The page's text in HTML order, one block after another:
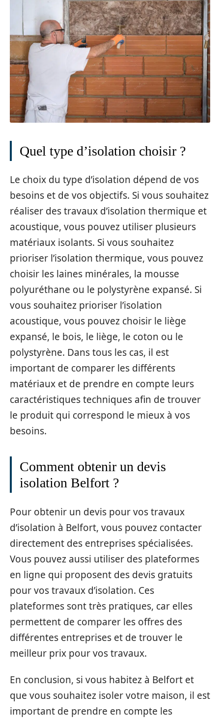
Quel type d’isolation choisir ?
Le choix du type d’isolation dépend de vos
besoins et de vos objectifs. Si vous souhaitez
réaliser des travaux d’isolation thermique et
acoustique, vous pouvez utiliser plusieurs
matériaux isolants. Si vous souhaitez
prioriser l’isolation thermique, vous pouvez
choisir les laines minérales, la mousse
polyuréthane ou le polystyrène expansé. Si
vous souhaitez prioriser l’isolation
acoustique, vous pouvez choisir le liège
expansé, le bois, le liège, le coton ou le
polystyrène. Dans tous les cas, il est
important de comparer les différents
matériaux et de prendre en compte leurs
caractéristiques techniques afin de trouver
le produit qui correspond le mieux à vos
besoins.
Comment obtenir un devis
isolation Belfort ?
Pour obtenir un devis pour vos travaux
d’isolation à Belfort, vous pouvez contacter
directement des entreprises spécialisées.
Vous pouvez aussi utiliser des plateformes
en ligne qui proposent des devis gratuits
pour vos travaux d’isolation. Ces
plateformes sont très pratiques, car elles
permettent de comparer les offres des
différentes entreprises et de trouver le
meilleur prix pour vos travaux.
En conclusion, si vous habitez à Belfort et
que vous souhaitez isoler votre maison, il est
important de prendre en compte les